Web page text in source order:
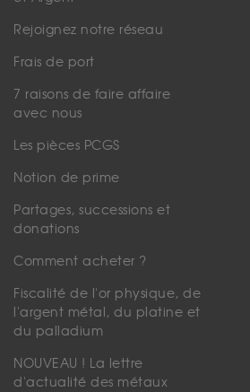
Rejoignez notre réseau
Frais de port
7 raisons de faire affaire
avec nous
Les pièces PCGS
Notion de prime
Partages, successions et
donations
Comment acheter ?
Fiscalité de l'or physique, de
l'argent métal, du platine et
du palladium
NOUVEAU ! La lettre
d'actualité des métaux